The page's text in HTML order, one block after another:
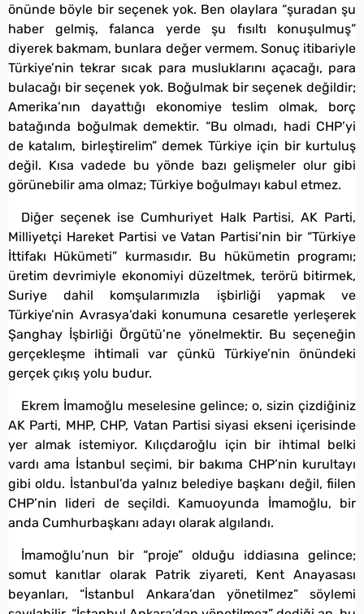
önünde böyle bir seçenek yok. Ben olaylara “şuradan şu
haber gelmiş, falanca yerde şu fısıltı konuşulmuş”
diyerek bakmam, bunlara değer vermem. Sonuç itibariyle
Türkiye’nin tekrar sıcak para musluklarını açacağı, para
bulacağı bir seçenek yok. Boğulmak bir seçenek değildir;
Amerika’nın dayattığı ekonomiye teslim olmak, borç
batağında boğulmak demektir. “Bu olmadı, hadi CHP’yi
de katalım, birleştirelim” demek Türkiye için bir kurtuluş
değil. Kısa vadede bu yönde bazı gelişmeler olur gibi
görünebilir ama olmaz; Türkiye boğulmayı kabul etmez.
Diğer seçenek ise Cumhuriyet Halk Partisi, AK Parti,
Milliyetçi Hareket Partisi ve Vatan Partisi’nin bir “Türkiye
İttifakı Hükümeti” kurmasıdır. Bu hükümetin programı;
üretim devrimiyle ekonomiyi düzeltmek, terörü bitirmek,
Suriye dahil komşularımızla işbirliği yapmak ve
Türkiye’nin Avrasya’daki konumuna cesaretle yerleşerek
Şanghay İşbirliği Örgütü’ne yönelmektir. Bu seçeneğin
gerçekleşme ihtimali var çünkü Türkiye’nin önündeki
gerçek çıkış yolu budur.
Ekrem İmamoğlu meselesine gelince; o, sizin çizdiğiniz
AK Parti, MHP, CHP, Vatan Partisi siyasi ekseni içerisinde
yer almak istemiyor. Kılıçdaroğlu için bir ihtimal belki
vardı ama İstanbul seçimi, bir bakıma CHP’nin kurultayı
gibi oldu. İstanbul’da yalnız belediye başkanı değil, fiilen
CHP’nin lideri de seçildi. Kamuoyunda İmamoğlu, bir
anda Cumhurbaşkanı adayı olarak algılandı.
İmamoğlu’nun bir “proje” olduğu iddiasına gelince;
somut kanıtlar olarak Patrik ziyareti, Kent Anayasası
beyanları, “İstanbul Ankara’dan yönetilmez” söylemi